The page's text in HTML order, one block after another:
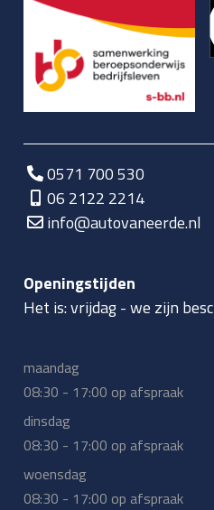
0571 700 530
06 2122 2214
info@autovaneerde.nl
Openingstijden
Het is:vrijdag-we zijn
maandag
08:30 - 17:00 op afspraak
dinsdag
08:30 - 17:00 op afspraak
woensdag
08:30 - 17:00 op afspraak